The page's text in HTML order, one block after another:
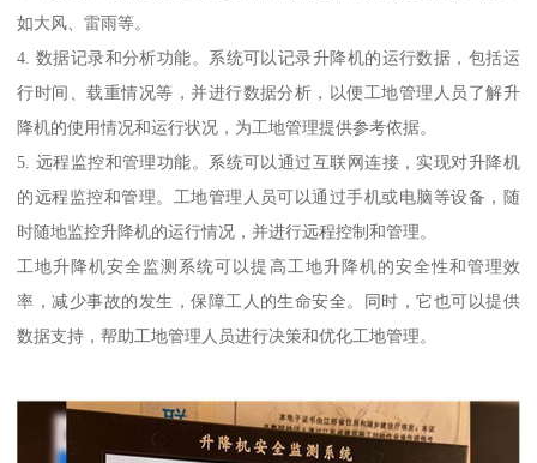
如大风、雷雨等。
4. 数据记录和分析功能。系统可以记录升降机的运行数据，包括运
行时间、载重情况等，并进行数据分析，以便工地管理人员了解升
降机的使用情况和运行状况，为工地管理提供参考依据。
5. 远程监控和管理功能。系统可以通过互联网连接，实现对升降机
的远程监控和管理。工地管理人员可以通过手机或电脑等设备，随
时随地监控升降机的运行情况，并进行远程控制和管理。
工地升降机安全监测系统可以提高工地升降机的安全性和管理效
率，减少事故的发生，保障工人的生命安全。同时，它也可以提供
数据支持，帮助工地管理人员进行决策和优化工地管理。